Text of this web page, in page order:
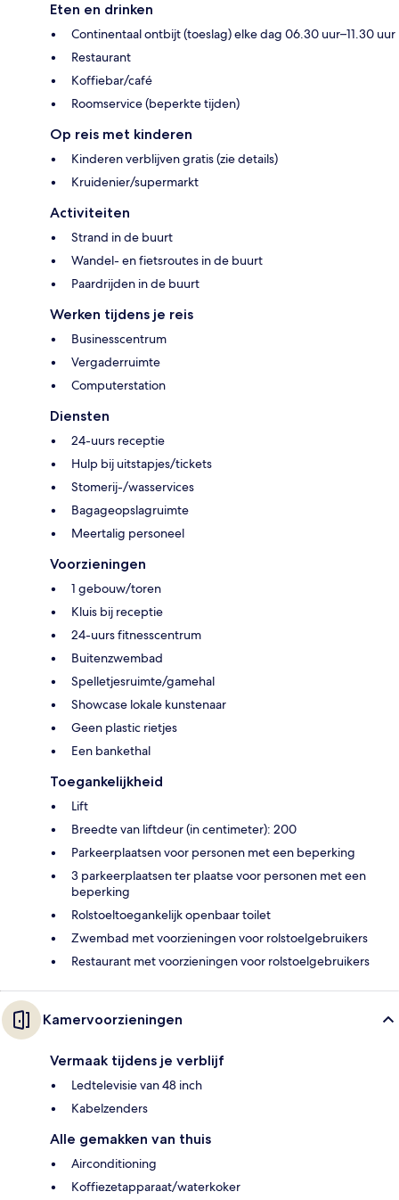
Eten en drinken
Continentaal ontbijt (toeslag) elke dag 06.30 uur–11.30 uur
Restaurant
Koffiebar/café
Roomservice (beperkte tijden)
Op reis met kinderen
Kinderen verblijven gratis (zie details)
Kruidenier/supermarkt
Activiteiten
Strand in de buurt
Wandel- en fietsroutes in de buurt
Paardrijden in de buurt
Werken tijdens je reis
Businesscentrum
Vergaderruimte
Computerstation
Diensten
24-uurs receptie
Hulp bij uitstapjes/tickets
Stomerij-/wasservices
Bagageopslagruimte
Meertalig personeel
Voorzieningen
1 gebouw/toren
Kluis bij receptie
24-uurs fitnesscentrum
Buitenzwembad
Spelletjesruimte/gamehal
Showcase lokale kunstenaar
Geen plastic rietjes
Een bankethal
Toegankelijkheid
Lift
Breedte van liftdeur (in centimeter): 200
Parkeerplaatsen voor personen met een beperking
3 parkeerplaatsen ter plaatse voor personen met een
beperking
Rolstoeltoegankelijk openbaar toilet
Zwembad met voorzieningen voor rolstoelgebruikers
Restaurant met voorzieningen voor rolstoelgebruikers
Kamervoorzieningen
Vermaak tijdens je verblijf
Ledtelevisie van 48 inch
Kabelzenders
Alle gemakken van thuis
Airconditioning
Koffiezetapparaat/waterkoker